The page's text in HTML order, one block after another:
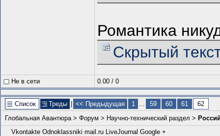
Романтика
Скрытый
Не в сети 0.00 / 0
Список Треды << Предыдущая 1 ... 59 60 61
62
Глобальная Авантюра> Форум > Научно-технический раздел >
Vkontakte Odnoklassniki mail.ru LiveJournal Google +